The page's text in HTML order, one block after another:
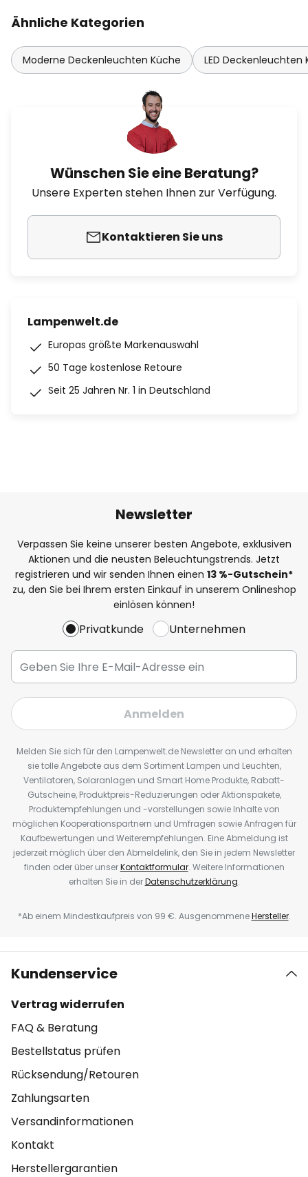
Ähnliche Kategorien
Moderne Deckenleuchten Küche LED Deckenleuchten
Wünschen Sie eine Beratung?
Unsere Experten stehen Ihnen zur Verfügung.
Kontaktieren Sie uns
Lampenwelt.de
Europas größte Markenauswahl
50 Tage kostenlose Retoure
Seit 25 Jahren Nr. 1 in Deutschland
Newsletter
Verpassen Sie keine unserer besten Angebote, exklusiven
Aktionen und die neusten Beleuchtungstrends. Jetzt
registrieren und wir senden Ihnen einen 13 %-Gutschein*
zu, den Sie bei Ihrem ersten Einkauf in unserem Onlineshop
einlösen können!
Privatkunde Unternehmen
Anmelden
Melden Sie sich für den Lampenwelt.de Newsletter an und erhalten
sie tolle Angebote aus dem Sortiment Lampen und Leuchten,
Ventilatoren, Solaranlagen und Smart Home Produkte, Rabatt-
Gutscheine, Produktpreis-Reduzierungen oder Aktionspakete,
Produktempfehlungen und -vorstellungen sowie Inhalte von
möglichen Kooperationspartnern und Umfragen sowie Anfragen für
Kaufbewertungen und Weiterempfehlungen. Eine Abmeldung ist
jederzeit möglich über den Abmeldelink, den Sie in jedem Newsletter
finden oder über unserKontaktformular. Weitere Informationen
erhalten Sie in derDatenschutzerklärung.
*Ab einem Mindestkaufpreis von 99 €. AusgenommeneHersteller.
Kundenservice
Vertrag widerrufen
FAQ & Beratung
Bestellstatus prüfen
Rücksendung/Retouren
Zahlungsarten
Versandinformationen
Kontakt
Herstellergarantien